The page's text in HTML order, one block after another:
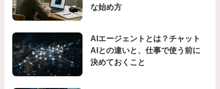
な始め方
AIエージェントとは？チャット
AIとの違いと、仕事で使う前に
決めておくこと